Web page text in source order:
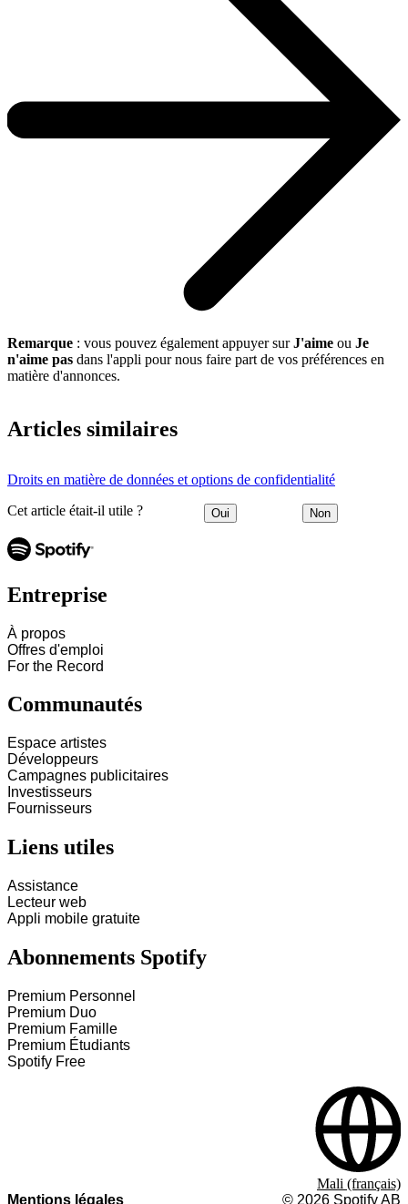
Remarque : vous pouvez également appuyer surJ'aime ou Je
n'aime pas dans l'appli pour nous faire part de vos préférences en
matière d'annonces.
Articles similaires
Droits en matière de données et options de confidentialité
Cet article était-il utile ? Oui Non
Entreprise
À propos
Offres d'emploi
For the Record
Communautés
Espace artistes
Développeurs
Campagnes publicitaires
Investisseurs
Fournisseurs
Liens utiles
Assistance
Lecteur web
Appli mobile gratuite
Abonnements Spotify
Premium Personnel
Premium Duo
Premium Famille
Premium Étudiants
Spotify Free
Mentions légales © 2026 Spotify AB
Mali (français)